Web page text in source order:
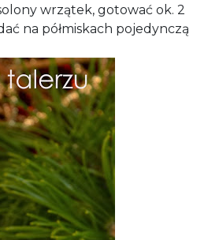
wrzątek, gotować ok. 2
na półmiskach pojedynczą